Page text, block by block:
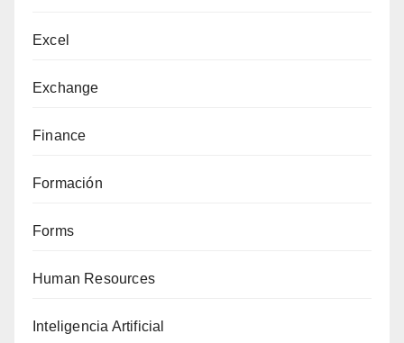
Excel
Exchange
Finance
Formación
Forms
Human Resources
Inteligencia Artificial